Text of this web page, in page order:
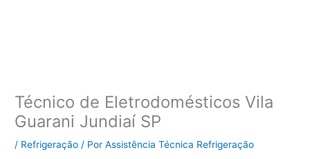
Técnico de Eletrodomésticos Vila
Guarani Jundiaí SP
/ Refrigeração / PorAssistência Técnica Refrigeração